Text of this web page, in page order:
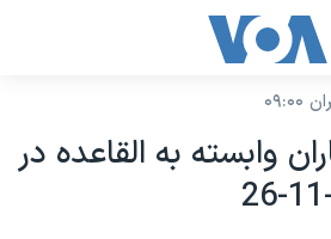
وابسته به القاعده در